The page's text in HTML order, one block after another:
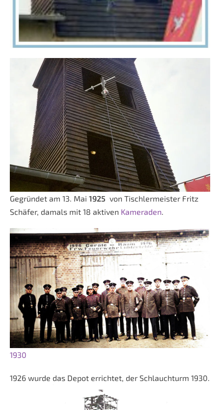
Gegründet am 13. Mai 1925 von Tischlermeister Fritz
Schäfer, damals mit 18 aktiven Kameraden
1930
1926 wurde das Depot errichtet, der Schlauchturm 1930.